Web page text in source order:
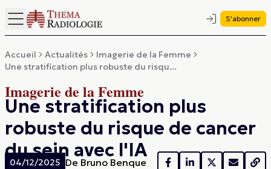
S'abonner
Accueil Actualités
Imagerie de la Femme
Une stratification plus robuste du risqu...
Imagerie de la Femme
Une stratification plus
robuste du risque de cancer
du sein avec l'IA
04/12/2025 De Bruno Benque